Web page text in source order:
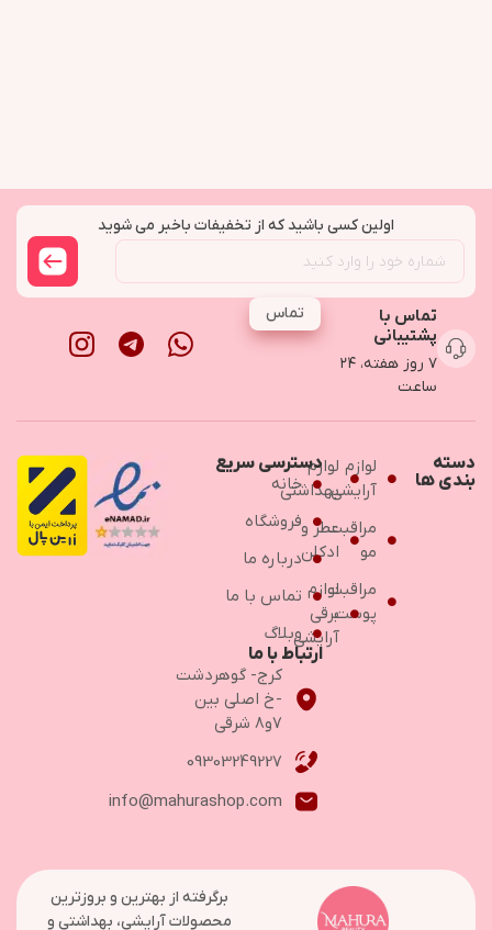
اولین کسی باشید که از تخفیفات باخبر می شوید
تماس با
پشتیبانی
۷ روز هفته، ۲۴
ساعت
تماس
دسته
بندی ها
لوازم
آرایشی
مراقبت
مو
مراقبت
پوست
لوازم
بهداشتی
عطر و
ادکلن
لوازم
برقی
آرایشی
دسترسی سریع
خانه
فروشگاه
درباره ما
تماس با ما
وبلاگ
ارتباط با ما
کرج- گوهردشت
-خ اصلی بین
۷و۸ شرقی
09303249227
info@mahurashop.com
برگرفته از بهترین و بروزترین
محصولات آرایشی، بهداشتی و